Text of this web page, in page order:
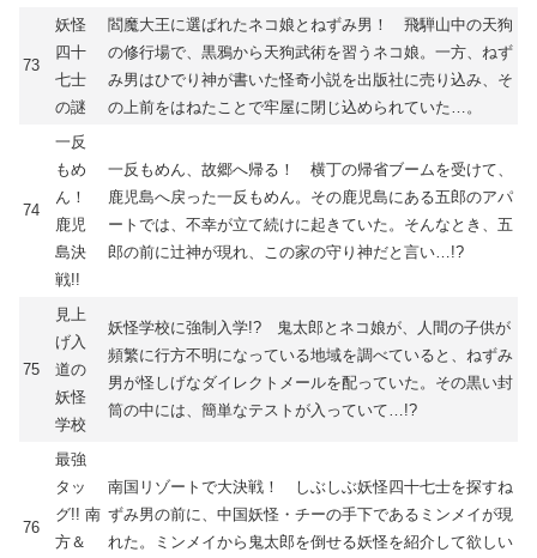
73
妖怪
四十
七士
の謎
閻魔大王に選ばれたネコ娘とねずみ男！ 飛騨山中の天狗
の修行場で、黒鴉から天狗武術を習うネコ娘。一方、ねず
み男はひでり神が書いた怪奇小説を出版社に売り込み、そ
の上前をはねたことで牢屋に閉じ込められていた…。
74
一反
もめ
ん！
鹿児
島決
戦!!
一反もめん、故郷へ帰る！ 横丁の帰省ブームを受けて、
鹿児島へ戻った一反もめん。その鹿児島にある五郎のアパ
ートでは、不幸が立て続けに起きていた。そんなとき、五
郎の前に辻神が現れ、この家の守り神だと言い…!?
75
見上
げ入
道の
妖怪
学校
妖怪学校に強制入学!? 鬼太郎とネコ娘が、人間の子供が
頻繁に行方不明になっている地域を調べていると、ねずみ
男が怪しげなダイレクトメールを配っていた。その黒い封
筒の中には、簡単なテストが入っていて…!?
76
最強
タッ
グ!! 南
方＆
南国リゾートで大決戦！ しぶしぶ妖怪四十七士を探すね
ずみ男の前に、中国妖怪・チーの手下であるミンメイが現
れた。ミンメイから鬼太郎を倒せる妖怪を紹介して欲しい